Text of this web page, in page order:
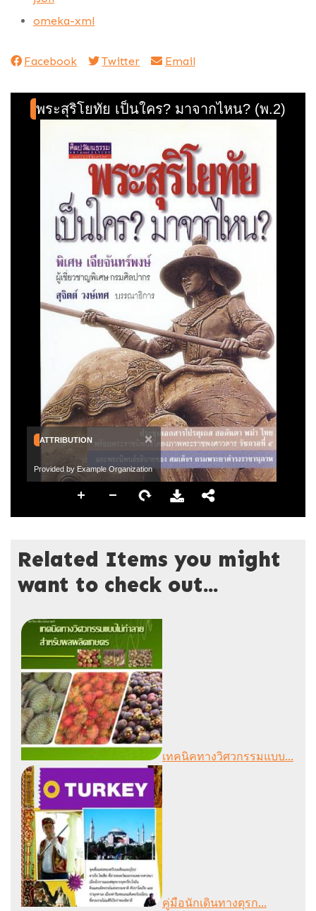
omeka-xml
Facebook Twitter Email
พระสุริโยทัย เป็นใคร? มาจากไหน? (พ.2)
ATTRIBUTION ×
Provided by Example Organization
Related Items you might
want to check out...
เทคนิคทางวิศวกรรมแบบ...
คู่มือนักเดินทางตุรก...